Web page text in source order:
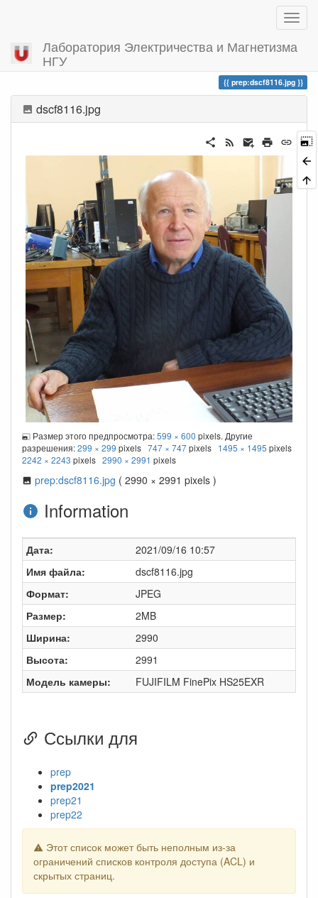
Лаборатория Электричества и Магнетизма
НГУ
Вы посетили
prep:dscf8116.jpg
dscf8116.jpg
Размер этого предпросмотра:599 × 600 pixels. Другие
разрешения:299 × 299 pixels 747 × 747pixels 1495 × 1495 pixels
2242 × 2243 pixels 2990 × 2991 pixels
prep:dscf8116.jpg ( 2990 × 2991 pixels )
Information
Дата:
2021/09/16 10:57
Имя файла:
dscf8116.jpg
Формат:
JPEG
Размер:
2MB
Ширина:
2990
Высота:
2991
Модель камеры:
FUJIFILM FinePix HS25EXR
Ссылки для
prep
prep2021
prep21
prep22
Этот список может быть неполным из-за
ограничений списков контроля доступа (ACL) и
скрытых страниц.